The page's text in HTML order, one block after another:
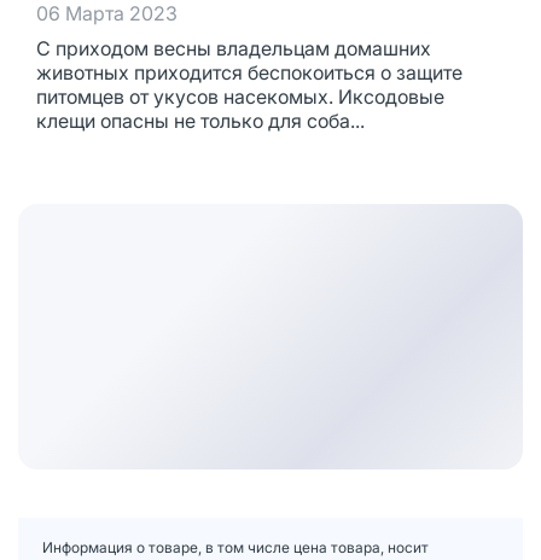
06 Марта 2023
С приходом весны владельцам домашних
животных приходится беспокоиться о защите
питомцев от укусов насекомых. Иксодовые
клещи опасны не только для соба...
Информация о товаре, в том числе цена товара, носит